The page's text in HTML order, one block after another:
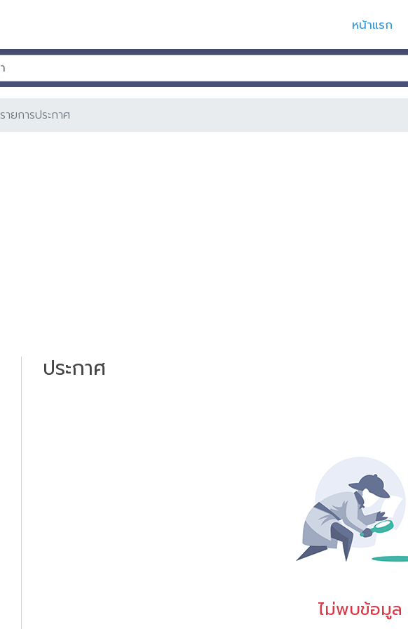
หน้าแรก
รายการประกาศ
ประกาศ
ไม่พบข้อมูล